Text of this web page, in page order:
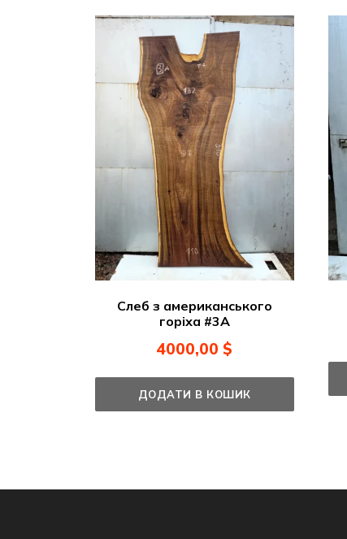
Слеб з американського
горіха #3А
4000,00$
ДОДАТИ В КОШИК